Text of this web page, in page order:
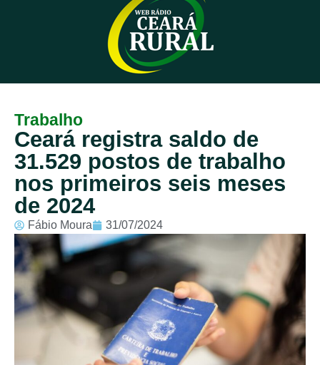
Contato
Sobre
Trabalho
Ceará registra saldo de
31.529 postos de trabalho
nos primeiros seis meses
de 2024
Fábio Moura 31/07/2024